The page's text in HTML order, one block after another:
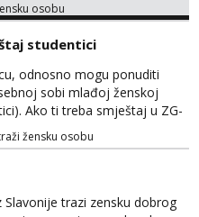
We're jammin' And I hope
osobu
studentici
odnosno mogu ponuditi
sobi mlađoj ženskoj
Ako ti treba smještaj u ZG-
sobu i tako malo uštedjeti,
žensku osobu
Slavonije trazi zensku dobrog